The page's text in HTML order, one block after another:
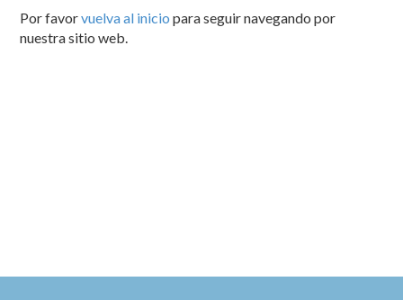
Por favorvuelva al inicio para seguir navegando por
nuestra sitio web.